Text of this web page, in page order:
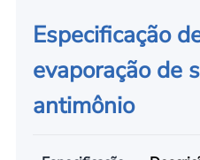
Especificação
evaporação de
antimônio